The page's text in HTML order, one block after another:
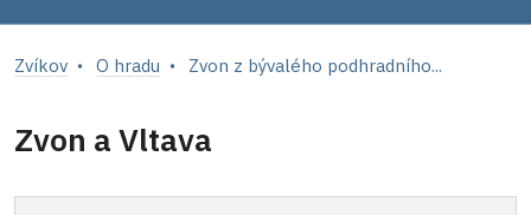
Zvíkov O hradu Zvon z bývalého podhradního...
Zvon a Vltava